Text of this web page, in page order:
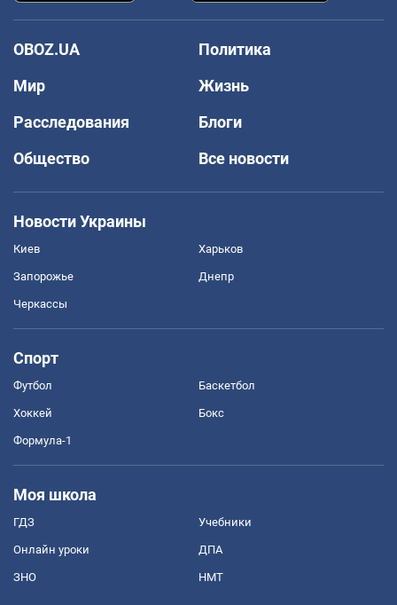
OBOZ.UA
Политика
Мир
Жизнь
Расследования
Блоги
Общество
Все новости
Новости Украины
Киев Харьков
Запорожье Днепр
Черкассы
Спорт
Футбол Баскетбол
Хоккей Бокс
Формула-1
Моя школа
ГДЗ Учебники
Онлайн уроки ДПА
ЗНО НМТ